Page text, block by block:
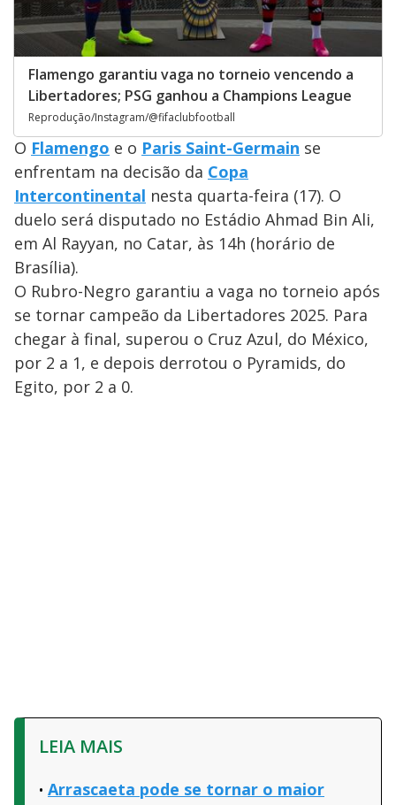
Flamengo garantiu vaga no torneio vencendo a
Libertadores; PSG ganhou a Champions League
Reprodução/Instagram/@fifaclubfootball
O Flamengo e o Paris Saint-Germain se
enfrentam na decisão da Copa
Intercontinental nesta quarta-feira (17). O
duelo será disputado no Estádio Ahmad Bin Ali,
em Al Rayyan, no Catar, às 14h (horário de
Brasília).
O Rubro-Negro garantiu a vaga no torneio após
se tornar campeão da Libertadores 2025. Para
chegar à final, superou o Cruz Azul, do México,
por 2 a 1, e depois derrotou o Pyramids, do
Egito, por 2 a 0.
LEIA MAIS
Arrascaeta pode se tornar o maior